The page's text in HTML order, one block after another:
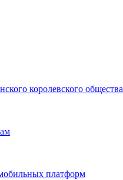
королевского общества
платформ